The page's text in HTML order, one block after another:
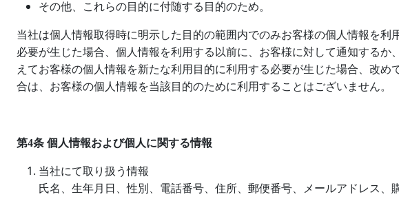
その他、これらの目的に付随する目的のため。
当社は個人情報取得時に明示した目的の範囲内でのみお客様の個人情報を
必要が生じた場合、個人情報を利用する以前に、お客様に対して通知する
えてお客様の個人情報を新たな利用目的に利用する必要が生じた場合、改
合は、お客様の個人情報を当該目的のために利用することはございません。
第4条 個人情報および個人に関する情報
当社にて取り扱う情報
氏名、生年月日、性別、電話番号、住所、郵便番号、メールアドレス、